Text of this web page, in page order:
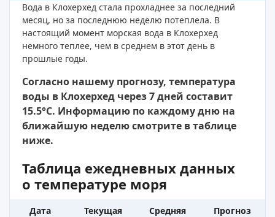
Вода в Клохерхед стала прохладнее за последний
месяц, но за последнюю неделю потеплела. В
настоящий момент морская вода в Клохерхед
немного теплее, чем в среднем в этот день в
прошлые годы.
Согласно нашему прогнозу, температура
воды в Клохерхед через 7 дней составит
15.5°C. Информацию по каждому дню на
ближайшую неделю смотрите в таблице
ниже.
Таблица ежедневных данных
о температуре моря
Дата Текущая Средняя
Прогноз